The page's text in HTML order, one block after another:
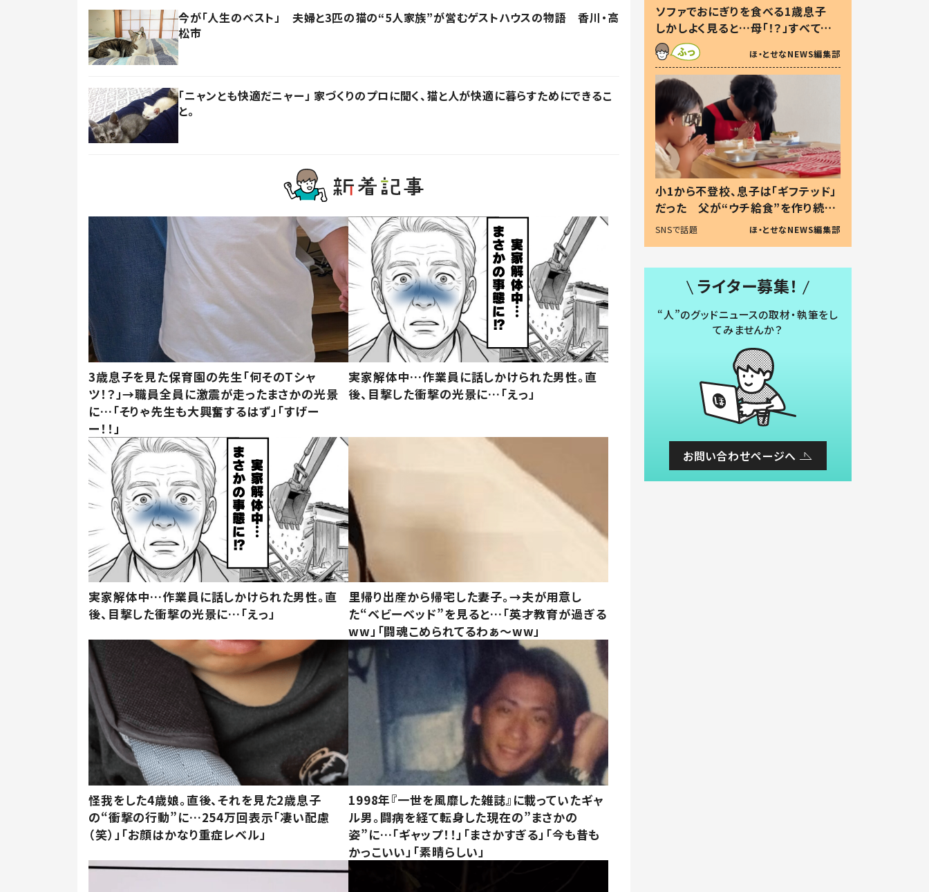
今が「人生のベスト」 夫婦と3匹の猫の“5人家族”が営むゲストハウスの物語 香川・高
松市
「ニャンとも快適だニャー」 家づくりのプロに聞く、猫と人が快適に暮らすためにできるこ
と。
3歳息子を見た保育園の先生「何そのTシャ
ツ！？」→職員全員に激震が走ったまさかの光景
に…「そりゃ先生も大興奮するはず」「すげー
ー！！」
実家解体中…作業員に話しかけられた男性。直
後、目撃した衝撃の光景に…「えっ」
実家解体中…作業員に話しかけられた男性。直
後、目撃した衝撃の光景に…「えっ」
里帰り出産から帰宅した妻子。→夫が用意し
た“ベビーベッド”を見ると…「英才教育が過ぎる
ww」「闘魂こめられてるわぁ～ww」
怪我をした4歳娘。直後、それを見た2歳息子
の“衝撃の行動”に…254万回表示「凄い配慮
（笑）」「お顔はかなり重症レベル」
1998年『一世を風靡した雑誌』に載っていたギャ
ル男。闘病を経て転身した現在の”まさかの
姿”に…「ギャップ！！」「まさかすぎる」「今も昔も
かっこいい」「素晴らしい」
ソファでおにぎりを食べる1歳息子
しかしよく見ると…母「！？」すべてを
察した母の投稿に「可愛いから許
す！」「現行犯〜」
ほ・とせなNEWS編集部
小1から不登校、息子は「ギフテッド」
だった 父が“ウチ給食”を作り続け
る理由とは #令和の親 #令和の子
SNSで話題 ほ・とせなNEWS編集部
ライター募集！
“人”のグッドニュースの取材・執筆をし
てみませんか？
お問い合わせページへ